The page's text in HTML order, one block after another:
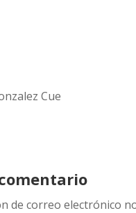
Cue
de correo electrónico